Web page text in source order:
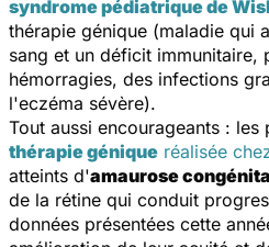
syndrome pédiatrique de
thérapie génique (maladie qui
sang et un déficit immunitaire,
hémorragies, des infections
l'eczéma sévère).
Tout aussi encourageants :
thérapie génique réalisée
atteints d'amaurose
de la rétine qui conduit
données présentées cette